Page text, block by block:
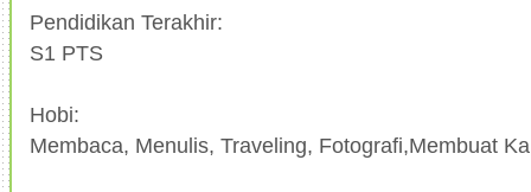
Pendidikan Terakhir:
S1 PTS
Hobi:
Membaca, Menulis, Traveling, Fotografi,Membuat